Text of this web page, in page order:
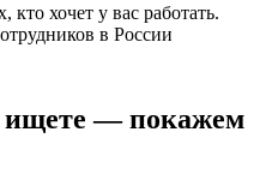
кто хочет у вас работать.
в России
ищете — покажем